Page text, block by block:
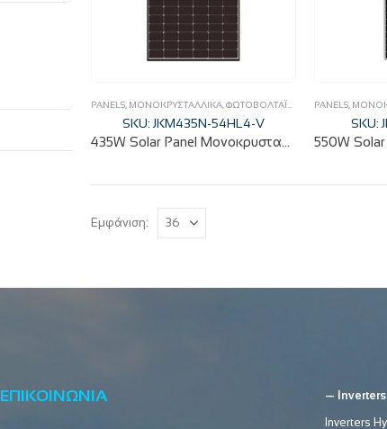
PANELS, ΜΟΝΟΚΡΥΣΤΑΛΛΙΚΆ,ΦΩΤΟΒΟΛΤΑΪΚΆ
SKU: JKM435N-54HL4-V
435W Solar Panel Μονοκρυσταλλικό N-type 1762x1134x30mm JINKO
PANELS,
SKU:
Εμφάνιση:
ΕΠΙΚΟΙΝΩΝΙΑ — Inverters
Inverters